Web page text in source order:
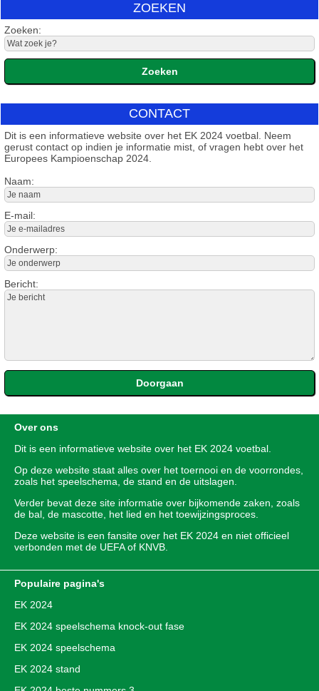
ZOEKEN
Zoeken:
CONTACT
Dit is een informatieve website over het EK 2024 voetbal. Neem
gerust contact op indien je informatie mist, of vragen hebt over het
Europees Kampioenschap 2024.
Naam:
E-mail:
Onderwerp:
Bericht:
Over ons
Dit is een informatieve website over het EK 2024 voetbal.
Op deze website staat alles over het toernooi en de voorrondes,
zoals het speelschema, de stand en de uitslagen.
Verder bevat deze site informatie over bijkomende zaken, zoals
de bal, de mascotte, het lied en het toewijzingsproces.
Deze website is een fansite over het EK 2024 en niet officieel
verbonden met de UEFA of KNVB.
Populaire pagina's
EK 2024
EK 2024 speelschema knock-out fase
EK 2024 speelschema
EK 2024 stand